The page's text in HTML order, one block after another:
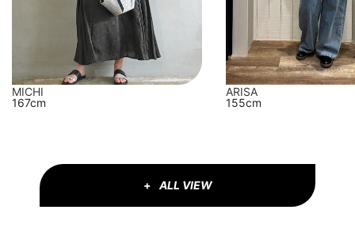
MICHI
167cm
ARISA
155cm
ALL VIEW